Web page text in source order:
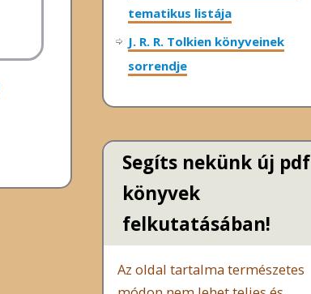
tematikus listája
J. R. R. Tolkien könyveinek
sorrendje
Segíts nekünk új pdf
könyvek
felkutatásában!
Az oldal tartalma természetes